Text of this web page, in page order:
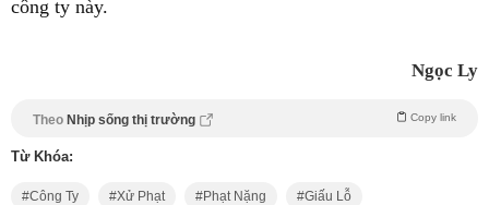
công ty này.
Ngọc Ly
Theo Nhịp sống thị trường Copy link
Từ Khóa:
Công Ty Xử Phạt Phạt Nặng Giấu Lỗ